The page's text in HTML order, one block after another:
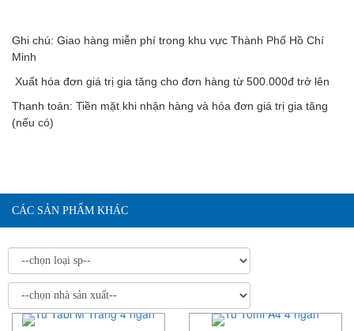
Ghi chú: Giao hàng miễn phí trong khu vực Thành Phố Hồ Chí
Minh
Xuất hóa đơn giá trị gia tăng cho đơn hàng từ 500.000đ trở lên
Thanh toán: Tiền mặt khi nhận hàng và hóa đơn giá trị gia tăng
(nếu có)
CÁC SẢN PHẨM KHÁC